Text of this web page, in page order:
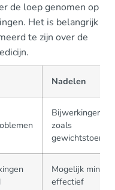
de loep genomen op
Het is belangrijk
te zijn over de
Nadelen
Bijwerkingen
zoals
Mogelijk minder
effectief